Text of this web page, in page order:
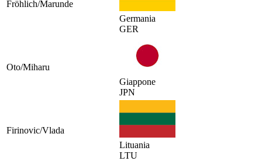
Fröhlich/Marunde
Germania
GER
Oto/Miharu
Giappone
JPN
Firinovic/Vlada
Lituania
LTU